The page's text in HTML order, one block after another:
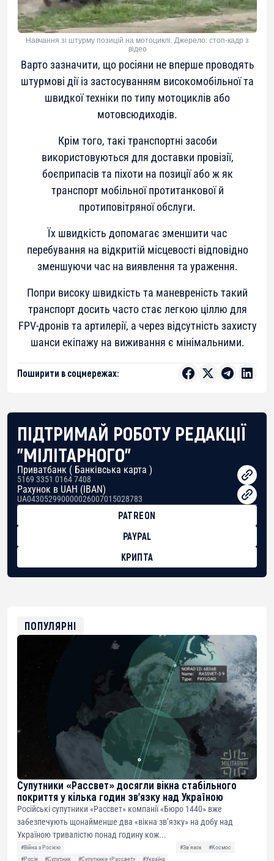
Навчання зі штурму позицій на мотоциклі. Джерело: стоп-кадр з
відео
Варто зазначити, що росіяни не вперше проводять
штурмові дії із застосуванням високомобільної та
швидкої техніки по типу мотоциклів або
мотовсюдиходів.
Крім того, такі транспортні засоби
використовуються для доставки провізії,
боєприпасів та піхоти на позиції або ж як
транспорт мобільної протитанкової й
протиповітряної обслуги.
Їх швидкість допомагає зменшити час
перебування на відкритій місцевості відповідно
зменшуючи час на виявлення та ураження.
Попри високу швидкість та маневреність такий
транспорт досить часто стає легкою ціллю для
FPV-дронів та артилерії, а через відсутність захисту
шанси екіпажу на виживання є мінімальними.
Поширити в соцмережах:
ПІДТРИМАЙ РОБОТУ РЕДАКЦІЇ
"МІЛІТАРНОГО"
Приватбанк ( Банківська карта )
5169 3351 0164 7408
Рахунок в UAH (IBAN)
UA043052990000026007015028783
PATREON
PAYPAL
КРИПТА
0xfD02863D3289416fcF50975c9DFda13623f97758
ПОПУЛЯРНІ
Супутники «Рассвет» досягли вікна стабільного
покриття у кілька годин зв’язку над Україною
Російські супутники «Рассвет» компанії «Бюро 1440» вже
забезпечують щонайменше два «вікна зв’язку» на добу над
Україною тривалістю понад годину кож...
#Війна з Росією #Звʼязок
#Космос
#Росія
#Супутник #Супутники «Рассвет» #Україна